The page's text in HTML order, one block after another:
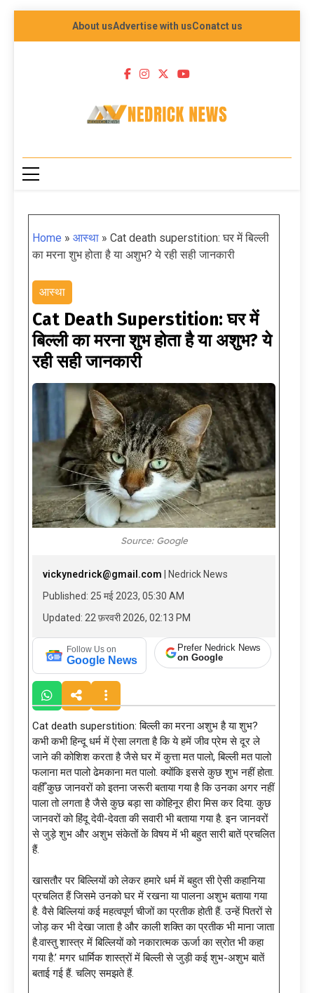
About usAdvertise with usConatct us
NEDRICK NEWS
Home » आस्था » Cat death superstition: घर में बिल्ली
का मरना शुभ होता है या अशुभ? ये रही सही जानकारी
आस्था
Cat Death Superstition: घर में
बिल्ली का मरना शुभ होता है या अशुभ? ये
रही सही जानकारी
Source: Google
vickynedrick@gmail.com | Nedrick News
Published: 25 मई 2023, 05:30 AM
Updated: 22 फ़रवरी 2026, 02:13 PM
Follow Us on
Google News
Prefer Nedrick News
on Google
Cat death superstition: बिल्ली का मरना अशुभ है या शुभ?
कभी कभी हिन्दू धर्म में ऐसा लगता है कि ये हमें जीव प्रेम से दूर ले
जाने की कोशिश करता है जैसे घर में कुत्ता मत पालो, बिल्ली मत पालो
फलाना मत पालो ढेमकाना मत पालो. क्योंकि इससे कुछ शुभ नहीं होता.
वहीँ कुछ जानवरों को इतना जरूरी बताया गया है कि उनका अगर नहीं
पाला तो लगता है जैसे कुछ बड़ा सा कोहिनूर हीरा मिस कर दिया. कुछ
जानवरों को हिंदू देवी-देवता की सवारी भी बताया गया है. इन जानवरों
से जुड़े शुभ और अशुभ संकेतों के विषय में भी बहुत सारी बातें प्रचलित
हैं.
खासतौर पर बिल्लियों को लेकर हमारे धर्म में बहुत सी ऐसी कहानिया
प्रचलित हैं जिसमे उनको घर में रखना या पालना अशुभ बताया गया
है. वैसे बिल्लियां कई महत्‍वपूर्ण चीजों का प्रतीक होती हैं. उन्हें पितरों से
जोड़ कर भी देखा जाता है और काली शक्ति का प्रतीक भी माना जाता
है.वास्‍तु शास्‍त्र में बिल्लियों को नकारात्मक ऊर्जा का स्रोत भी कहा
गया है.’ मगर धार्मिक शास्त्रों में बिल्ली से जुड़ी कई शुभ-अशुभ बातें
बताई गई हैं. चलिए समझते हैं.